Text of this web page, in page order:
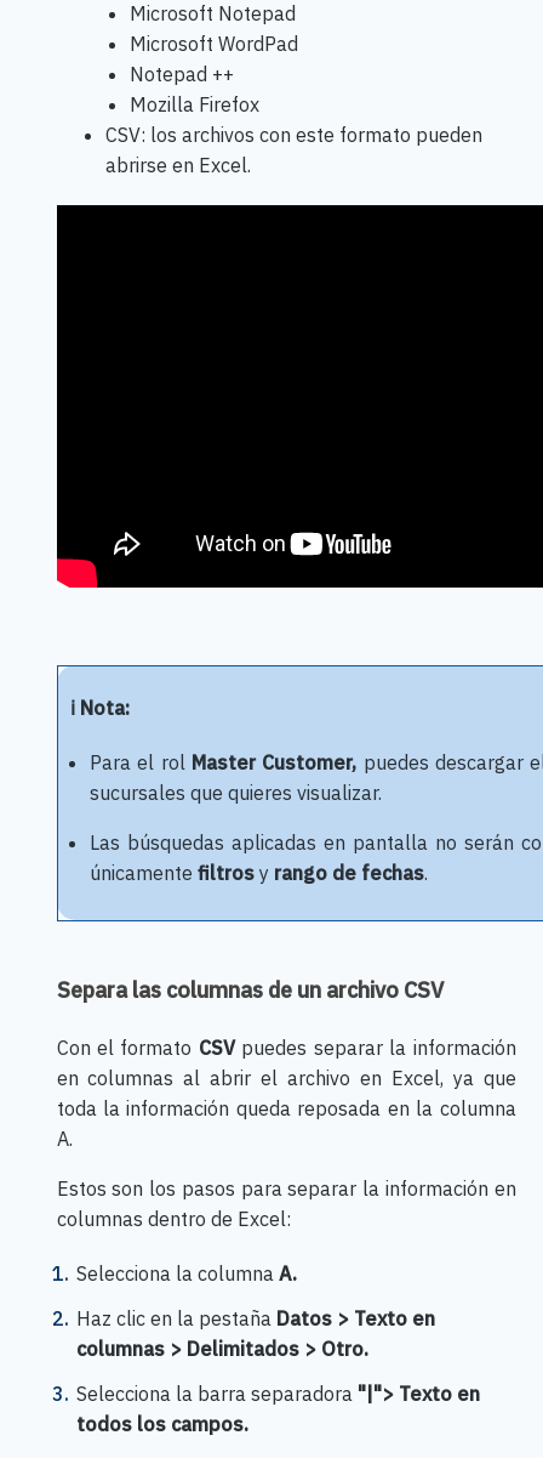
Microsoft Notepad
Microsoft WordPad
Notepad ++
Mozilla Firefox
CSV: los archivos con este formato pueden
abrirse en Excel.
ℹ️ Nota:
Para el rol Master Customer, puedes descargar
sucursales que quieres visualizar.
Las búsquedas aplicadas en pantalla no serán
únicamente filtrosy rango de fechas.
Separa las columnas de un archivo CSV
Con el formato CSVpuedes separar la información
en columnas al abrir el archivo en Excel, ya que
toda la información queda reposada en la columna
A.
Estos son los pasos para separar la información en
columnas dentro de Excel:
Selecciona la columna A.
Haz clic en la pestaña Datos > Texto en
columnas > Delimitados > Otro.
Selecciona la barra separadora "|"> Texto en
todos los campos.